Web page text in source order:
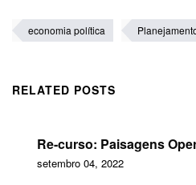
economia política
RELATED POSTS
Re-curso: Paisagens
setembro 04, 2022